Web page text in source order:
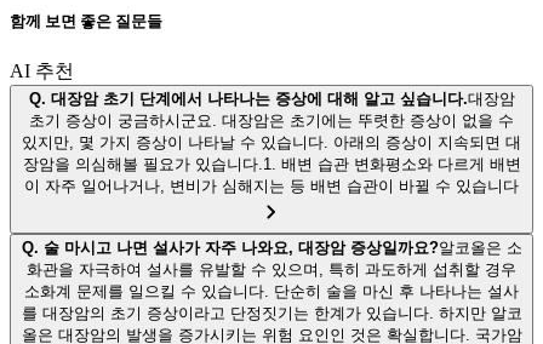
함께 보면 좋은 질문들
AI 추천
Q. 대장암 초기 단계에서 나타나는 증상에 대해 알고 싶습니다.대장암
초기 증상이 궁금하시군요. 대장암은 초기에는 뚜렷한 증상이 없을 수
있지만, 몇 가지 증상이 나타날 수 있습니다. 아래의 증상이 지속되면 대
장암을 의심해볼 필요가 있습니다.1. 배변 습관 변화평소와 다르게 배변
이 자주 일어나거나, 변비가 심해지는 등 배변 습관이 바뀔 수 있습니다
Q. 술 마시고 나면 설사가 자주 나와요, 대장암 증상일까요?알코올은 소
화관을 자극하여 설사를 유발할 수 있으며, 특히 과도하게 섭취할 경우
소화계 문제를 일으킬 수 있습니다. 단순히 술을 마신 후 나타나는 설사
를 대장암의 초기 증상이라고 단정짓기는 한계가 있습니다. 하지만 알코
올은 대장암의 발생을 증가시키는 위험 요인인 것은 확실합니다. 국가암